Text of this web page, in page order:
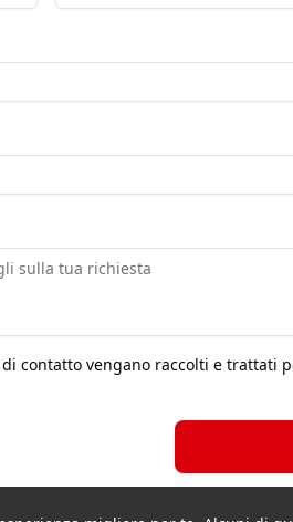
contatto vengano raccolti e trattati